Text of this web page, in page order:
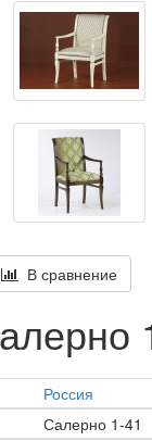
В сравнение
Россия
Салерно 1-41